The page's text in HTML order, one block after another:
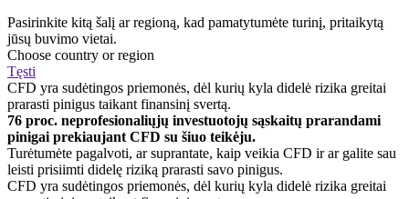
Pasirinkite kitą šalį ar regioną, kad pamatytumėte turinį, pritaikytą
jūsų buvimo vietai.
Choose country or region
Tęsti
CFD yra sudėtingos priemonės, dėl kurių kyla didelė rizika greitai
prarasti pinigus taikant finansinį svertą.
76 proc. neprofesionaliųjų investuotojų sąskaitų prarandami
pinigai prekiaujant CFD su šiuo teikėju.
Turėtumėte pagalvoti, ar suprantate, kaip veikia CFD ir ar galite sau
leisti prisiimti didelę riziką prarasti savo pinigus.
CFD yra sudėtingos priemonės, dėl kurių kyla didelė rizika greitai